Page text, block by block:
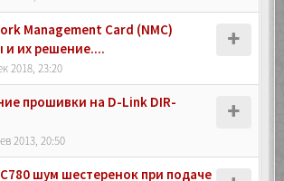
Management Card (NMC)
и их решение....
2018, 23:20
прошивки на D-Link DIR-
2013, 20:50
шум шестеренок при подаче